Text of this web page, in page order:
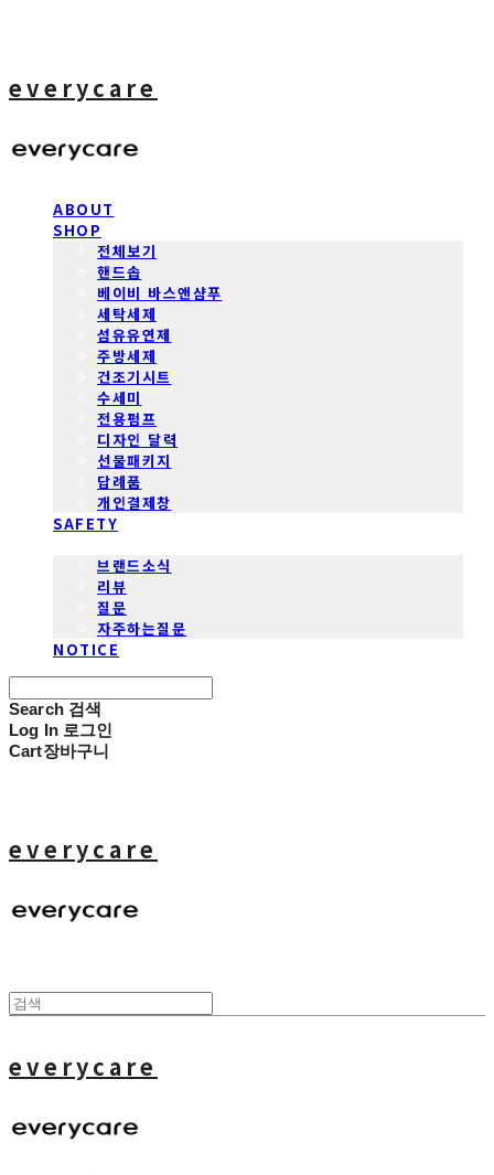
everycare
ABOUT
SHOP
전체보기
핸드솝
베이비 바스앤샴푸
세탁세제
섬유유연제
주방세제
건조기시트
수세미
전용펌프
디자인 달력
선물패키지
답례품
개인결제창
SAFETY
브랜드소식
리뷰
질문
자주하는질문
NOTICE
Search 검색
Log In 로그인
Cart장바구니
everycare
everycare